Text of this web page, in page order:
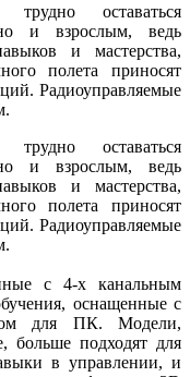
оставаться
и взрослым, ведь
и мастерства,
полета приносят
Радиоуправляемые
оставаться
и взрослым, ведь
и мастерства,
полета приносят
Радиоуправляемые
с 4-х канальным
оснащенные с
для ПК. Модели,
больше подходят для
в управлении, и